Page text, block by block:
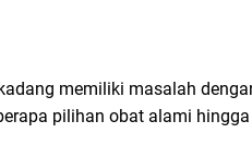
memiliki masalah
pilihan obat alami